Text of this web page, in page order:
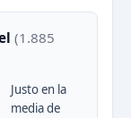
(1.885
Justo en la
media de